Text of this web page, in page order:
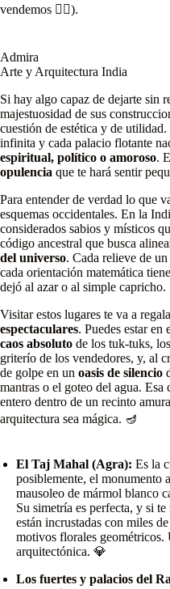
vendemos 🤦‍♂️).
Admira
Arte y Arquitectura India
Si hay algo capaz de dejarte sin
majestuosidad de sus
cuestión de estética y de
infinita y cada palacio flotante
espiritual, político o amoroso.
opulencia que te hará sentir
Para entender de verdad lo que
esquemas occidentales. En la
considerados sabios y místicos
código ancestral que busca
del universo. Cada relieve de
cada orientación matemática
dejó al azar o al simple capricho.
Visitar estos lugares te va a
espectaculares. Puedes estar
caos absoluto de los tuk-tuks,
griterío de los vendedores, y, al
de golpe en un oasis de silencio
mantras o el goteo del agua.
entero dentro de un recinto
arquitectura sea mágica. 🪔
El Taj Mahal (Agra): Es la
posiblemente, el monumento
mausoleo de mármol blanco
Su simetría es perfecta, y si
están incrustadas con miles
motivos florales geométricos.
arquitectónica. 💎
Los fuertes y palacios del